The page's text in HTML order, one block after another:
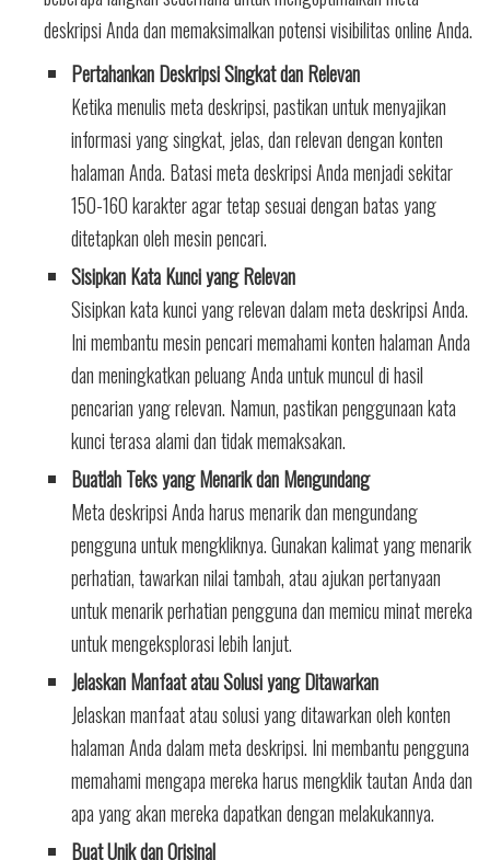
deskripsi Anda dan memaksimalkan potensi visibilitas online Anda.
Pertahankan Deskripsi Singkat dan Relevan
Ketika menulis meta deskripsi, pastikan untuk menyajikan
informasi yang singkat, jelas, dan relevan dengan konten
halaman Anda. Batasi meta deskripsi Anda menjadi sekitar
150-160 karakter agar tetap sesuai dengan batas yang
ditetapkan oleh mesin pencari.
Sisipkan Kata Kunci yang Relevan
Sisipkan kata kunci yang relevan dalam meta deskripsi Anda.
Ini membantu mesin pencari memahami konten halaman Anda
dan meningkatkan peluang Anda untuk muncul di hasil
pencarian yang relevan. Namun, pastikan penggunaan kata
kunci terasa alami dan tidak memaksakan.
Buatlah Teks yang Menarik dan Mengundang
Meta deskripsi Anda harus menarik dan mengundang
pengguna untuk mengkliknya. Gunakan kalimat yang menarik
perhatian, tawarkan nilai tambah, atau ajukan pertanyaan
untuk menarik perhatian pengguna dan memicu minat mereka
untuk mengeksplorasi lebih lanjut.
Jelaskan Manfaat atau Solusi yang Ditawarkan
Jelaskan manfaat atau solusi yang ditawarkan oleh konten
halaman Anda dalam meta deskripsi. Ini membantu pengguna
memahami mengapa mereka harus mengklik tautan Anda dan
apa yang akan mereka dapatkan dengan melakukannya.
Buat Unik dan Orisinal